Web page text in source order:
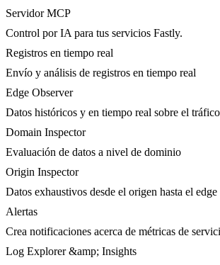
Servidor MCP
Control por IA para tus servicios Fastly.
Registros en tiempo real
Envío y análisis de registros en tiempo real
Edge Observer
Datos históricos y en tiempo real sobre el tráfico
Domain Inspector
Evaluación de datos a nivel de dominio
Origin Inspector
Datos exhaustivos desde el origen hasta el edge
Alertas
Crea notificaciones acerca de métricas de
Log Explorer &amp; Insights